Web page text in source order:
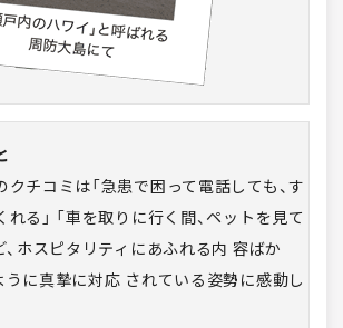
チコミは「急患で困って電話しても、す
る」 「車を取りに行く間、ペットを見て
、ホスピタリティにあふれる内 容ばか
うに真摯に対応 されている姿勢に感動し